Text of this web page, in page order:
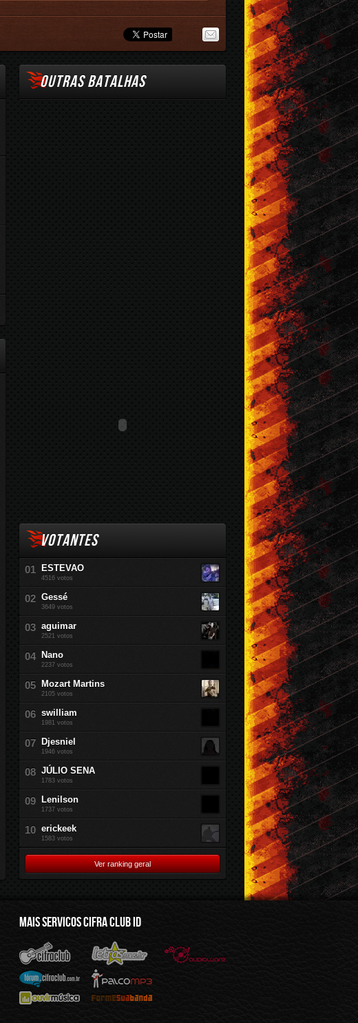
OUTRAS BATALHAS
VOTANTES
ESTEVAO
4516 votos
Gessé
3649 votos
aguimar
2521 votos
Nano
2237 votos
Mozart Martins
2105 votos
swilliam
1981 votos
Djesniel
1946 votos
JÚLIO SENA
1783 votos
Lenilson
1737 votos
erickeek
1583 votos
Ver ranking geral
MAIS SERVICOS CIFRA CLUB ID
Letras.mus.br Audioware
Palco Mp3
Forme Sua Banda